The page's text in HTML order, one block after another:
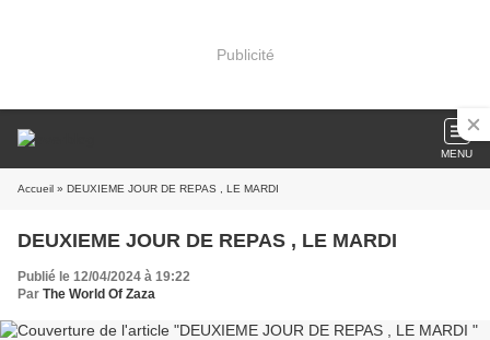
Publicité
MENU
Accueil » DEUXIEME JOUR DE REPAS , LE MARDI
DEUXIEME JOUR DE REPAS , LE MARDI
Publié le 12/04/2024 à 19:22
Par The World Of Zaza